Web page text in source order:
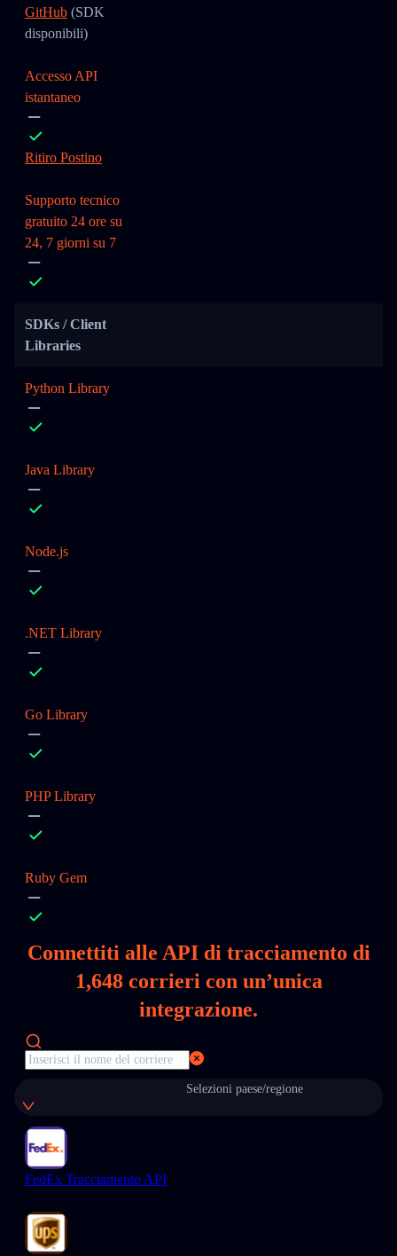
GitHub (SDK
disponibili)
Accesso API
istantaneo
Ritiro Postino
Supporto tecnico
gratuito 24 ore su
24, 7 giorni su 7
SDKs / Client
Libraries
Python Library
Java Library
Node.js
.NET Library
Go Library
PHP Library
Ruby Gem
Connettiti alle API di tracciamento di
1,648corrieri con un’unica
integrazione.
Selezioni paese/regione
FedEx Tracciamento API